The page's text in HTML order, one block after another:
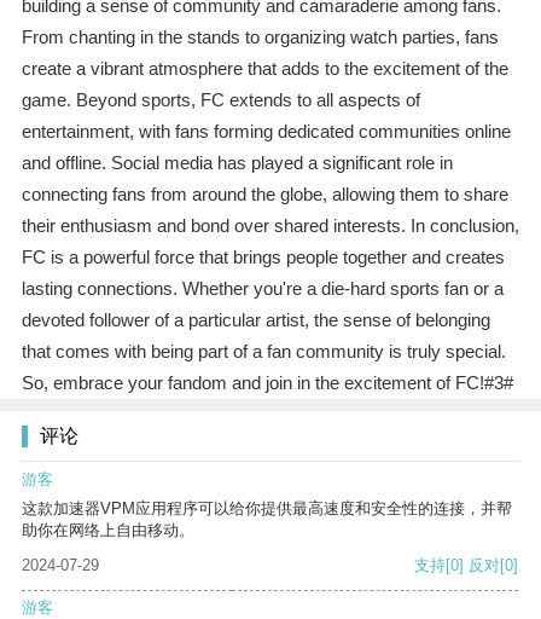
building a sense of community and camaraderie among fans.
From chanting in the stands to organizing watch parties, fans
create a vibrant atmosphere that adds to the excitement of the
game. Beyond sports, FC extends to all aspects of
entertainment, with fans forming dedicated communities online
and offline. Social media has played a significant role in
connecting fans from around the globe, allowing them to share
their enthusiasm and bond over shared interests. In conclusion,
FC is a powerful force that brings people together and creates
lasting connections. Whether you're a die-hard sports fan or a
devoted follower of a particular artist, the sense of belonging
that comes with being part of a fan community is truly special.
So, embrace your fandom and join in the excitement of FC!#3#
评论
游客
这款加速器VPM应用程序可以给你提供最高速度和安全性的连接，并帮
助你在网络上自由移动。
2024-07-29
支持[0] 反对[0]
游客